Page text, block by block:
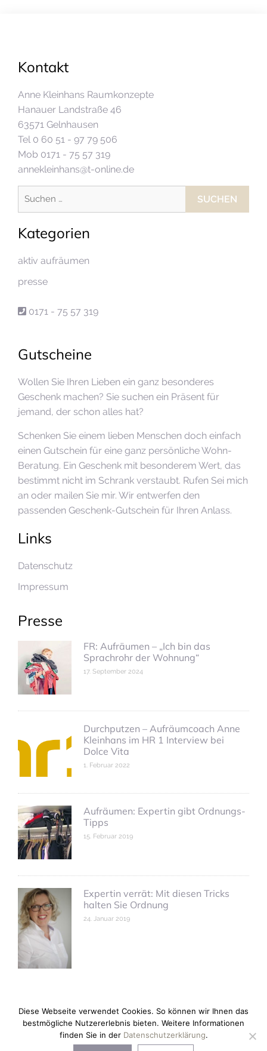
Kontakt
Anne Kleinhans Raumkonzepte
Hanauer Landstraße 46
63571 Gelnhausen
Tel 0 60 51 - 97 79 506
Mob 0171 - 75 57 319
annekleinhans@t-online.de
Kategorien
aktiv aufräumen
presse
0171 - 75 57 319
Gutscheine
Wollen Sie Ihren Lieben ein ganz besonderes
Geschenk machen? Sie suchen ein Präsent für
jemand, der schon alles hat?
Schenken Sie einem lieben Menschen doch einfach
einen Gutschein für eine ganz persönliche Wohn-
Beratung. Ein Geschenk mit besonderem Wert, das
bestimmt nicht im Schrank verstaubt. Rufen Sei mich
an oder mailen Sie mir. Wir entwerfen den
passenden Geschenk-Gutschein für Ihren Anlass.
Links
Datenschutz
Impressum
Presse
FR: Aufräumen – „Ich bin das
Sprachrohr der Wohnung“
17. September 2024
Durchputzen – Aufräumcoach Anne
Kleinhans im HR 1 Interview bei
Dolce Vita
1. Februar 2022
Aufräumen: Expertin gibt Ordnungs-
Tipps
15. Februar 2019
Expertin verrät: Mit diesen Tricks
halten Sie Ordnung
24. Januar 2019
Copyright © 2026 anne kleinhans.
Diese Webseite verwendet Cookies. So können wir Ihnen das
bestmögliche Nutzererlebnis bieten. Weitere Informationen
finden Sie in der Datenschutzerklärung.